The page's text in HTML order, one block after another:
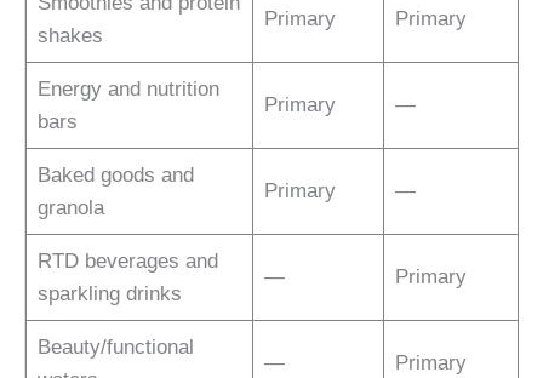
shakes
Primary Primary
Energy and nutrition
bars
Primary —
Baked goods and
granola
Primary —
RTD beverages and
sparkling drinks
— Primary
Beauty/functional
— Primary